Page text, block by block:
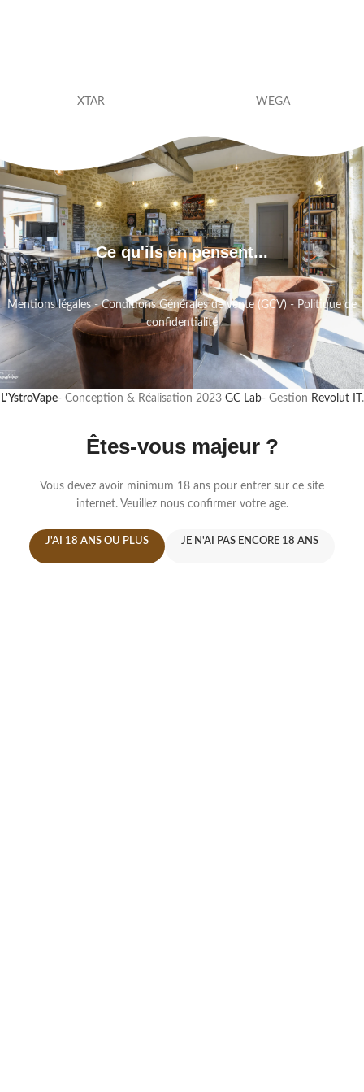
XTAR WEGA
Ce qu'ils en pensent...
Mentions légales-Conditions Générales de vente (GCV) - Politique de
confidentialité
L'YstroVape- Conception & Réalisation 2023 GC Lab- Gestion Revolut IT .
Êtes-vous majeur ?
Vous devez avoir minimum 18 ans pour entrer sur ce site
internet. Veuillez nous confirmer votre age.
J'AI 18 ANS OU PLUS JE N'AI PAS ENCORE 18 ANS